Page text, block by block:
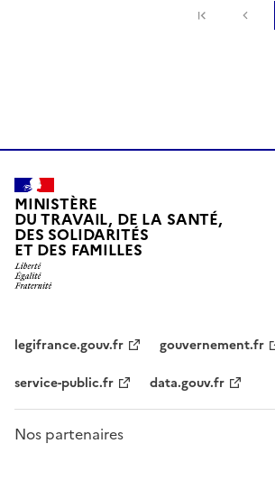
Première
MINISTÈRE
DU TRAVAIL, DE LA SANTÉ,
DES SOLIDARITÉS
ET DES FAMILLES
legifrance.gouv.fr
gouvernement.fr
service-public.fr
data.gouv.fr
Nos partenaires